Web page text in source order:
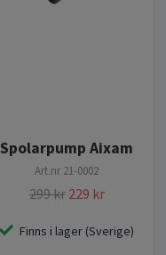
Spolarpump Aixam
Art.nr 21-0002
299 kr 229 kr
Finns i lager (Sverige)